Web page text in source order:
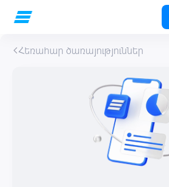
Հեռահար ծառայություններ